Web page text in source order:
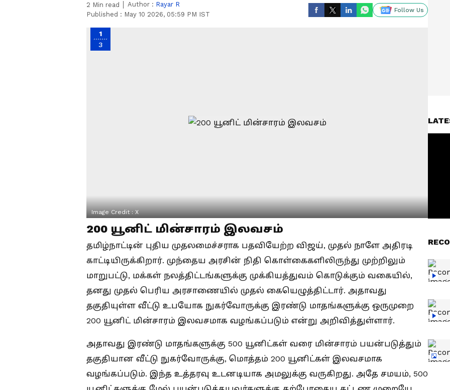
2 Min read Author : Rayar R
Published : May 10 2026, 05:59 PM IST
Follow Us
1
3
Image Credit :X
200 யூனிட் மின்சாரம் இலவசம்
தமிழ்நாட்டின் புதிய முதலமைச்சராக பதவியேற்ற விஜய், முதல் நாளே அதிரடி
காட்டியிருக்கிறார். முந்தைய அரசின் நிதி கொள்கைகளிலிருந்து முற்றிலும்
மாறுபட்டு, மக்கள் நலத்திட்டங்களுக்கு முக்கியத்துவம் கொடுக்கும் வகையில்,
தனது முதல் பெரிய அரசாணையில் முதல் கையெழுத்திட்டார். அதாவது
தகுதியுள்ள வீட்டு உபயோக நுகர்வோருக்கு இரண்டு மாதங்களுக்கு ஒருமுறை
200 யூனிட் மின்சாரம் இலவசமாக வழங்கப்படும் என்று அறிவித்துள்ளார்.
அதாவது இரண்டு மாதங்களுக்கு 500 யூனிட்கள் வரை மின்சாரம் பயன்படுத்தும்
தகுதியான வீட்டு நுகர்வோருக்கு, மொத்தம் 200 யூனிட்கள் இலவசமாக
வழங்கப்படும். இந்த உத்தரவு உடனடியாக அமலுக்கு வருகிறது. அதே சமயம், 500